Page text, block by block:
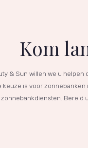
Kom
& Sun willen we u
keuze is voor zonnebanken
zonnebankdiensten. Bereid